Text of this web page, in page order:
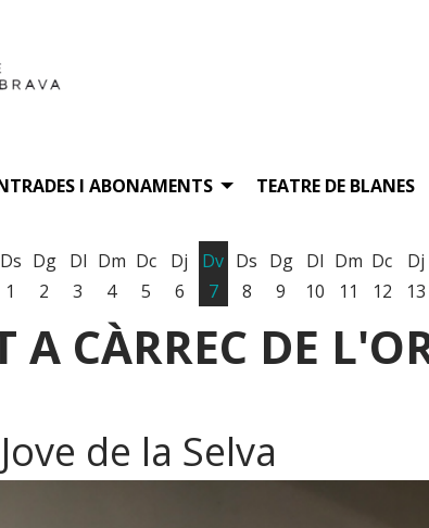
I ABONAMENTS TEATRE DE BLANES
Ds
1
Dg
2
Dl
3
Dm
4
Dc
5
Dj
6
Dv
7
Ds
8
Dg
9
Dl
10
Dm
11
Dc
12
Dj
13
A CÀRREC DE
de la Selva